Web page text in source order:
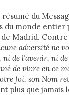
résumé du
du monde entier
de Madrid.
adversité ne
de l’avenir, ni
de vivre en ce
foi, son Nom
plus que jamais